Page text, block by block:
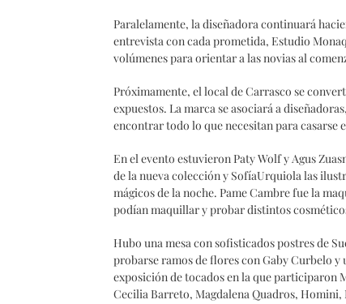
Paralelamente, la diseñadora continuará
entrevista con cada prometida, Estudio
volúmenes para orientar a las novias al
Próximamente, el local de Carrasco se
expuestos. La marca se asociará a
encontrar todo lo que necesitan para casarse
En el evento estuvieron Paty Wolf y Agus
de la nueva colección y SofíaUrquiola las
mágicos de la noche. Pame Cambre fue la
podían maquillar y probar distintos
Hubo una mesa con sofisticados postres de
probarse ramos de flores con Gaby Curbelo y
exposición de tocados en la que participaron
Cecilia Barreto, Magdalena Quadros,